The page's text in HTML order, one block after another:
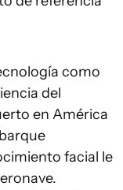
como
del
en América
facial le